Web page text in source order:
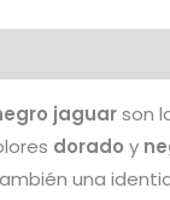
jaguarson
dorado y
una